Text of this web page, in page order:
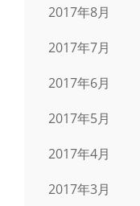
2017年8月
2017年7月
2017年6月
2017年5月
2017年4月
2017年3月